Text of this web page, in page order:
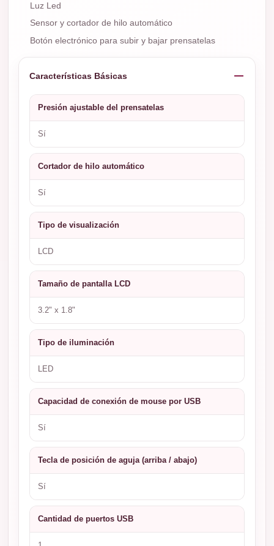
Luz Led
Sensor y cortador de hilo automático
Botón electrónico para subir y bajar prensatelas
Características Básicas
Presión ajustable del prensatelas
Sí
Cortador de hilo automático
Sí
Tipo de visualización
LCD
Tamaño de pantalla LCD
3.2" x 1.8"
Tipo de iluminación
LED
Capacidad de conexión de mouse por USB
Sí
Tecla de posición de aguja (arriba / abajo)
Sí
Cantidad de puertos USB